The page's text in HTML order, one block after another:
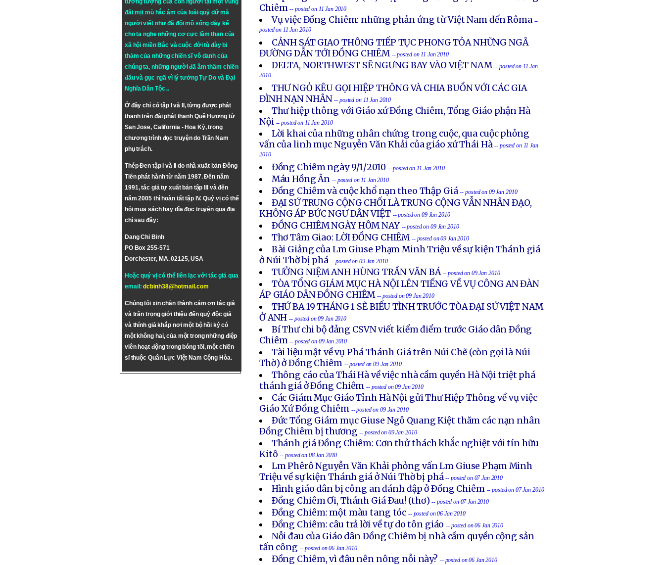
tưởng tượng của con người tại một vùng
đất mịt mù hắc ám của loài quỷ dữ mà
người viết như đã đội mồ sống dậy kể
cho ta nghe những cơ cực lầm than của
xã hội miền Bắc và cuộc đời tù đày bi
thảm của những chiến sĩ vô danh của
chúng ta, những người đã âm thầm chiến
đấu và gục ngã vì lý tưởngTự DovàĐại
Nghĩa Dân Tộc...
Ở đây chỉ có tập I và II, từng được phát
thanh trên đài phát thanh Quê Hương từ
San Jose, California - Hoa Kỳ, trong
chương trình đọc truyện do Trần Nam
phụ trách.
Thép Đen tập I và II do nhà xuất bản Đông
Tiến phát hành từ năm 1987. Đến năm
1991, tác giả tự xuất bản tập III và đến
năm 2005 thì hoàn tất tập IV. Quý vị có thể
hỏi mua sách hay dĩa đọc truyện qua địa
chỉ sau đây:
Dang Chi Binh
PO Box 255-571
Dorchester, MA. 02125, USA
Hoặc quý vị có thể liên lạc với tác giả qua
email:dcbinh38@hotmail.com
Chúng tôi xin chân thành cám ơn tác giả
và trân trọng giới thiệu đến quý độc giả
và thính giả khắp nơi một bộ hồi ký có
một không hai, của một trong những điệp
viên hoạt động trong bóng tối, một chiến
sĩ thuộc Quân Lực Việt Nam Cộng Hòa.
Chiêm -- posted on 11 Jan 2010
Vụ việc Đồng Chiêm: những phản ứng từ Việt Nam đến Rôma --
posted on 11 Jan 2010
CẢNH SÁT GIAO THÔNG TIẾP TỤC PHONG TỎA NHỮNG NGÃ
ĐƯỜNG DẪN TỚI ĐỒNG CHIÊM -- posted on 11 Jan 2010
DELTA, NORTHWEST SẼ NGƯNG BAY VÀO VIỆT NAM -- posted on 11 Jan
2010
THƯ NGỎ KÊU GỌI HIỆP THÔNG VÀ CHIA BUỒN VỚI CÁC GIA
ĐÌNH NẠN NHÂN -- posted on 11 Jan 2010
Thư hiệp thông với Giáo xứ Đồng Chiêm, Tổng Giáo phận Hà
Nội -- posted on 11 Jan 2010
Lời khai của những nhân chứng trong cuộc, qua cuộc phỏng
vấn của linh mục Nguyễn Văn Khải của giáo xứ Thái Hà -- posted on 11 Jan
2010
Đồng Chiêm ngày 9/1/2010 -- posted on 11 Jan 2010
Máu Hồng Ân -- posted on 11 Jan 2010
Đồng Chiêm và cuộc khổ nạn theo Thập Giá-- posted on 09 Jan 2010
ĐẠI SỨ TRUNG CỘNG CHỐI LÀ TRUNG CỘNG VẪN NHÂN ĐẠO,
KHÔNG ÁP BỨC NGƯ DÂN VIỆT -- posted on 09 Jan 2010
ÐỒNG CHIÊM NGÀY HÔM NAY -- posted on 09 Jan 2010
Thơ Tâm Giao: LỜI ĐỒNG CHIÊM -- posted on 09 Jan 2010
Bài Giảng của Lm Giuse Phạm Minh Triệu về sự kiện Thánh giá
ở Núi Thờ bị phá -- posted on 09 Jan 2010
TƯỞNG NIỆM ANH HÙNG TRẦN VĂN BÁ -- posted on 09 Jan 2010
TÒA TỔNG GIÁM MỤC HÀ NỘI LÊN TIẾNG VỀ VỤ CÔNG AN ĐÀN
ÁP GIÁO DÂN ĐỒNG CHIÊM -- posted on 09 Jan 2010
THỨ BA 19 THÁNG 1 SẼ BIỂU TÌNH TRƯỚC TÒA ĐẠI SỨ VIỆT NAM
Ở ANH -- posted on 09 Jan 2010
Bí Thư chi bộ đảng CSVN viết kiểm điểm trước Giáo dân Ðồng
Chiêm -- posted on 09 Jan 2010
Tài liệu mật về vụ Phá Thánh Giá trên Núi Chẽ (còn gọi là Núi
Thờ) ở Ðồng Chiêm -- posted on 09 Jan 2010
Thông cáo của Thái Hà về việc nhà cầm quyền Hà Nội triệt phá
thánh giá ở Ðồng Chiêm -- posted on 09 Jan 2010
Các Giám Mục Giáo Tỉnh Hà Nội gửi Thư Hiệp Thông về vụ việc
Giáo Xứ Ðồng Chiêm -- posted on 09 Jan 2010
Ðức Tổng Giám mục Giuse Ngô Quang Kiệt thăm các nạn nhân
Ðồng Chiêm bị thương-- posted on 09 Jan 2010
Thánh giá Đồng Chiêm: Cơn thử thách khắc nghiệt với tín hữu
Kitô-- posted on 08 Jan 2010
Lm Phêrô Nguyễn Văn Khải phỏng vấn Lm Giuse Phạm Minh
Triệu về sự kiện Thánh giá ở Núi Thờ bị phá -- posted on 07 Jan 2010
Hình giáo dân bị công an đánh đập ở Ðồng Chiêm -- posted on 07 Jan 2010
Ðồng Chiêm Ơi, Thánh Giá Ðau! (thơ) -- posted on 07 Jan 2010
Đồng Chiêm: một màu tang tóc -- posted on 06 Jan 2010
Đồng Chiêm: câu trả lời về tự do tôn giáo -- posted on 06 Jan 2010
Nỗi đau của Giáo dân Ðồng Chiêm bị nhà cầm quyền cộng sản
tấn công -- posted on 06 Jan 2010
Đồng Chiêm, vì đâu nên nông nỗi này? -- posted on 06 Jan 2010